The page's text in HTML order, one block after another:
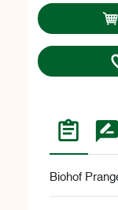
Biohof